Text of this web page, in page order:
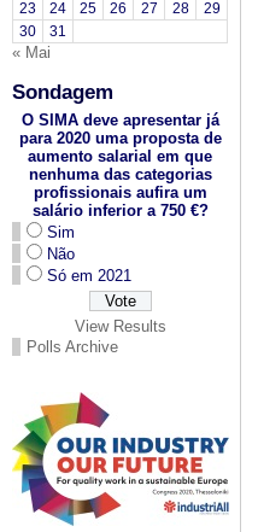
23
24 25 26 27 28
29
30
31
« Mai
Sondagem
O SIMA deve apresentar já
para 2020 uma proposta de
aumento salarial em que
nenhuma das categorias
profissionais aufira um
salário inferior a 750 €?
Sim
Não
Só em 2021
View Results
Polls Archive